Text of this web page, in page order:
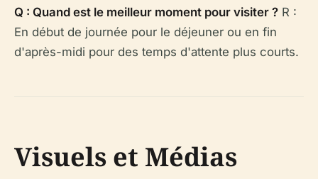
Q : Quand est le meilleur moment pour visiter ? R :
En début de journée pour le déjeuner ou en fin
d'après-midi pour des temps d'attente plus courts.
Visuels et Médias